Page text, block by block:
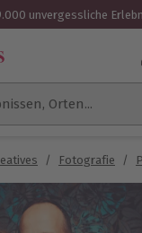
unvergessliche
Orten...
/ Fotografie /